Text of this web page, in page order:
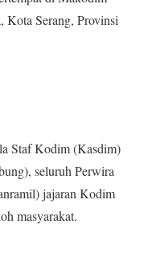
Kota Serang, Provinsi
Staf Kodim (Kasdim)
seluruh Perwira
jajaran Kodim
masyarakat.